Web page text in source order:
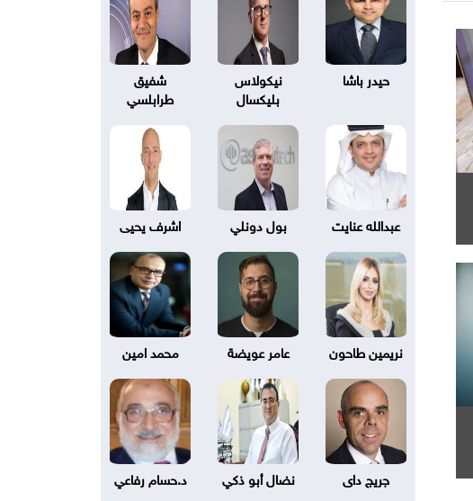
حيدر باشا
نيكولاس
بليكسال
شفيق
طرابلسي
عبدالله عنايت بول دونلي اشرف يحيى
نريمين طاحون عامر عويضة محمد امين
جريج داى نضال أبو ذكي د.حسام رفاعي